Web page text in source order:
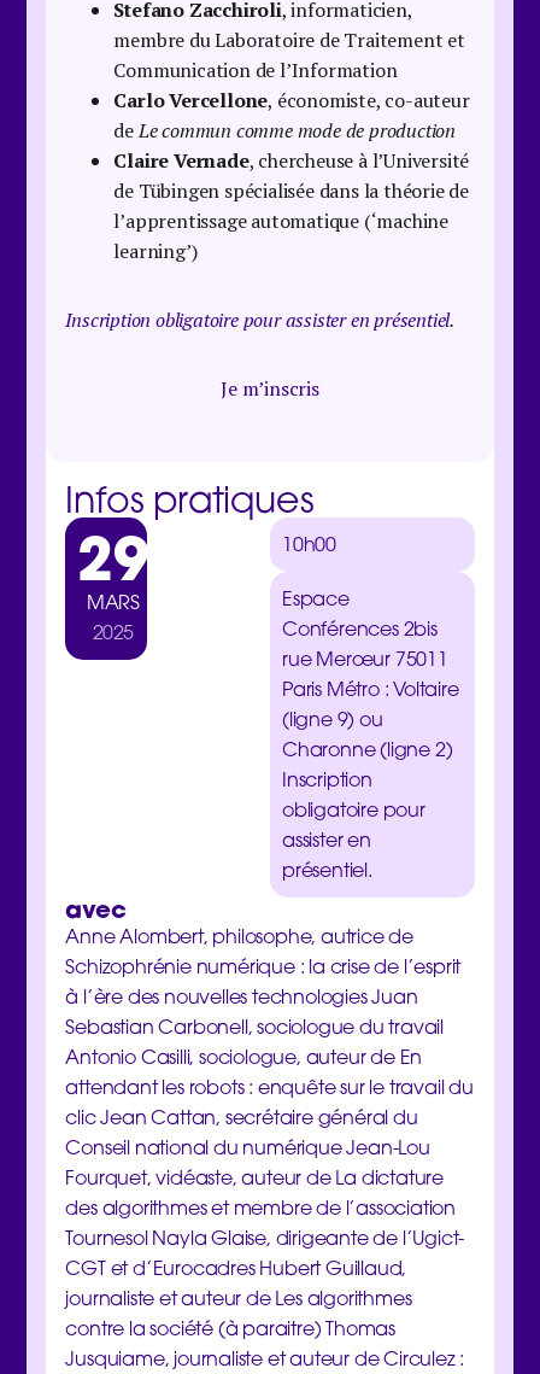
Stefano Zacchiroli, informaticien,
membre du Laboratoire de Traitement et
Communication de l’Information
Carlo Vercellone, économiste, co-auteur
deLe commun comme mode de production
Claire Vernade, chercheuse à l’Université
de Tübingen spécialisée dans la théorie de
l’apprentissage automatique (‘machine
learning’)
Inscription obligatoire pour assister en présentiel.
Je m’inscris
Infos pratiques
29
MARS
2025
10h00
Espace
Conférences 2bis
rue Merœur 75011
Paris Métro : Voltaire
(ligne 9) ou
Charonne (ligne 2)
Inscription
obligatoire pour
assister en
présentiel.
avec
Anne Alombert, philosophe, autrice de
Schizophrénie numérique : la crise de l’esprit
à l’ère des nouvelles technologies Juan
Sebastian Carbonell, sociologue du travail
Antonio Casilli, sociologue, auteur de En
attendant les robots : enquête sur le travail du
clic Jean Cattan, secrétaire général du
Conseil national du numérique Jean-Lou
Fourquet, vidéaste, auteur de La dictature
des algorithmes et membre de l’association
Tournesol Nayla Glaise, dirigeante de l’Ugict-
CGT et d’Eurocadres Hubert Guillaud,
journaliste et auteur de Les algorithmes
contre la société (à paraitre) Thomas
Jusquiame, journaliste et auteur de Circulez :